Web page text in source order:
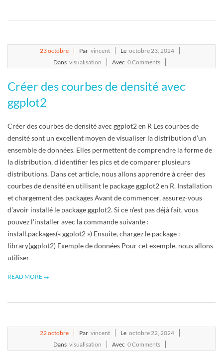
23octobre Par vincent Le octobre 23, 2024
Dans visualisation Avec 0 Comments
Créer des courbes de densité avec
ggplot2
Créer des courbes de densité avec ggplot2 en R Les courbes de
densité sont un excellent moyen de visualiser la distribution d’un
ensemble de données. Elles permettent de comprendre la forme de
la distribution, d’identifier les pics et de comparer plusieurs
distributions. Dans cet article, nous allons apprendre à créer des
courbes de densité en utilisant le package ggplot2 en R. Installation
et chargement des packages Avant de commencer, assurez-vous
d’avoir installé le package ggplot2. Si ce n’est pas déjà fait, vous
pouvez l’installer avec la commande suivante :
install.packages(« ggplot2 ») Ensuite, chargez le package :
library(ggplot2) Exemple de données Pour cet exemple, nous allons
utiliser
READ MORE →
22octobre Par vincent Le octobre 22, 2024
Dans visualisation Avec 0 Comments